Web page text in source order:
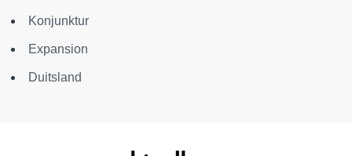
Konjunktur
Expansion
Duitsland